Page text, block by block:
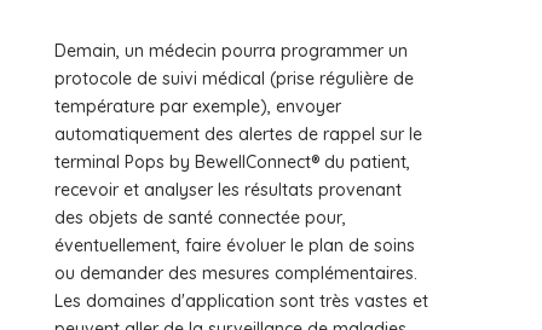
Demain, un médecin pourra programmer un
protocole de suivi médical (prise régulière de
température par exemple), envoyer
automatiquement des alertes de rappel sur le
terminal Pops by BewellConnect® du patient,
recevoir et analyser les résultats provenant
des objets de santé connectée pour,
éventuellement, faire évoluer le plan de soins
ou demander des mesures complémentaires.
Les domaines d'application sont très vastes et